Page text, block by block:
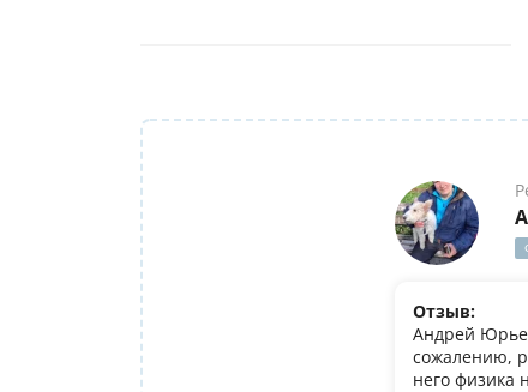
Отзыв:
Андрей
сожалению,
него физика